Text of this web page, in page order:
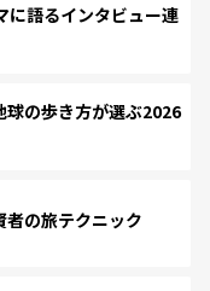
に語るインタビュー連
の歩き方が選ぶ2026
の旅テクニック